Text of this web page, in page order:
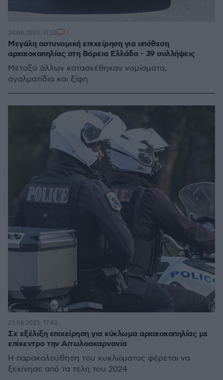
Μεγάλη αστυνομική επιχείρηση για υπόθεση
αρχαιοκαπηλίας στη Βόρεια Ελλάδα - 39 συλλήψεις
Μεταξύ άλλων κατασχέθηκαν νομίσματα,
αγαλματίδια και ξίφη
24.06.2025, 11:52 1
Σε εξέλιξη επιχείρηση για κύκλωμα αρχαιοκαπηλίας με
επίκεντρο την Αιτωλοακαρνανία
Η παρακολούθηση του κυκλώματος φέρεται να
ξεκίνησε από τα τέλη του 2024
23.06.2025, 17:43